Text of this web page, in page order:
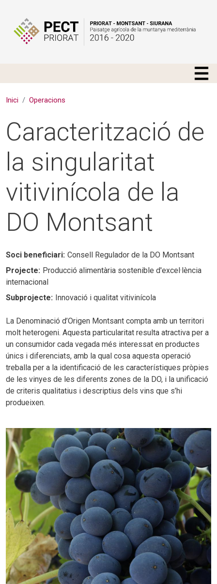
Inici Operacions
Caracterització de
la singularitat
vitivinícola de la
DO Montsant
Soci beneficiari Consell Regulador de la DO Montsant
Projecte Producció alimentària sostenible d'excel·lència
internacional
Subprojecte Innovació i qualitat vitivinícola
La Denominació d’Origen Montsant compta amb un territori
molt heterogeni. Aquesta particularitat resulta atractiva per a
un consumidor cada vegada més interessat en productes
únics i diferenciats, amb la qual cosa aquesta operació
treballa per a la identificació de les característiques pròpies
de les vinyes de les diferents zones de la DO, i la unificació
de criteris qualitatius i descriptius dels vins que s’hi
produeixen.